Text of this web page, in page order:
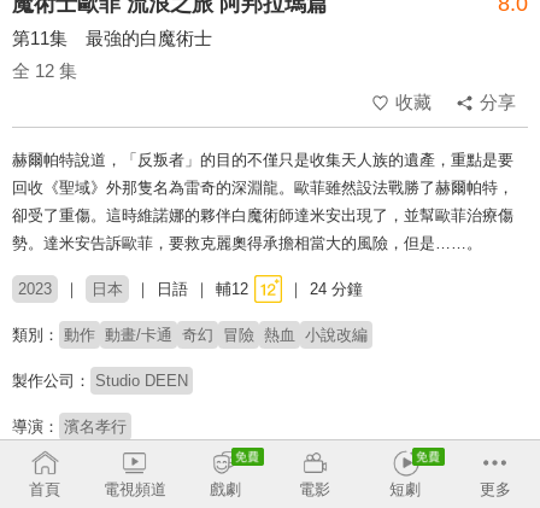
第11集 最強的白魔術士
全 12 集
收藏
分享
赫爾帕特說道，「反叛者」的目的不僅只是收集天人族的遺產，重點是要
回收《聖域》外那隻名為雷奇的深淵龍。歐菲雖然設法戰勝了赫爾帕特，
卻受了重傷。這時維諾娜的夥伴白魔術師達米安出現了，並幫歐菲治療傷
勢。達米安告訴歐菲，要救克麗奧得承擔相當大的風險，但是……。
2023 日本 日語 輔12 24 分鐘
類別： 動作 動畫/卡通 奇幻 冒險 熱血 小說改編
製作公司： Studio DEEN
導演： 濱名孝行
配音： 森久保祥太郎 大久保瑠美 小林裕介 水野麻里繪 淵上舞
浪川大輔 日笠陽子 伊藤靜 坂泰斗 安田陸矢 前野智昭
首頁 電視頻道 戲劇 電影 短劇 更多